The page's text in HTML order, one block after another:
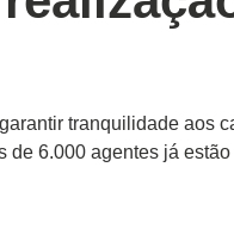
tranquilidade aos
de 6.000 agentes já